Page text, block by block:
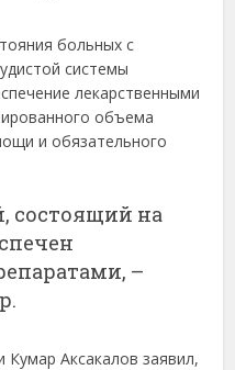
больных с
системы
лекарственными
объема
и обязательного
состоящий на
–
Аксакалов заявил,